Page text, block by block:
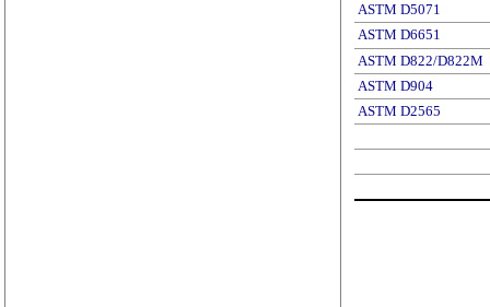
ASTM D5071
ASTM D6651
ASTM D822/D822M
ASTM D904
ASTM D2565